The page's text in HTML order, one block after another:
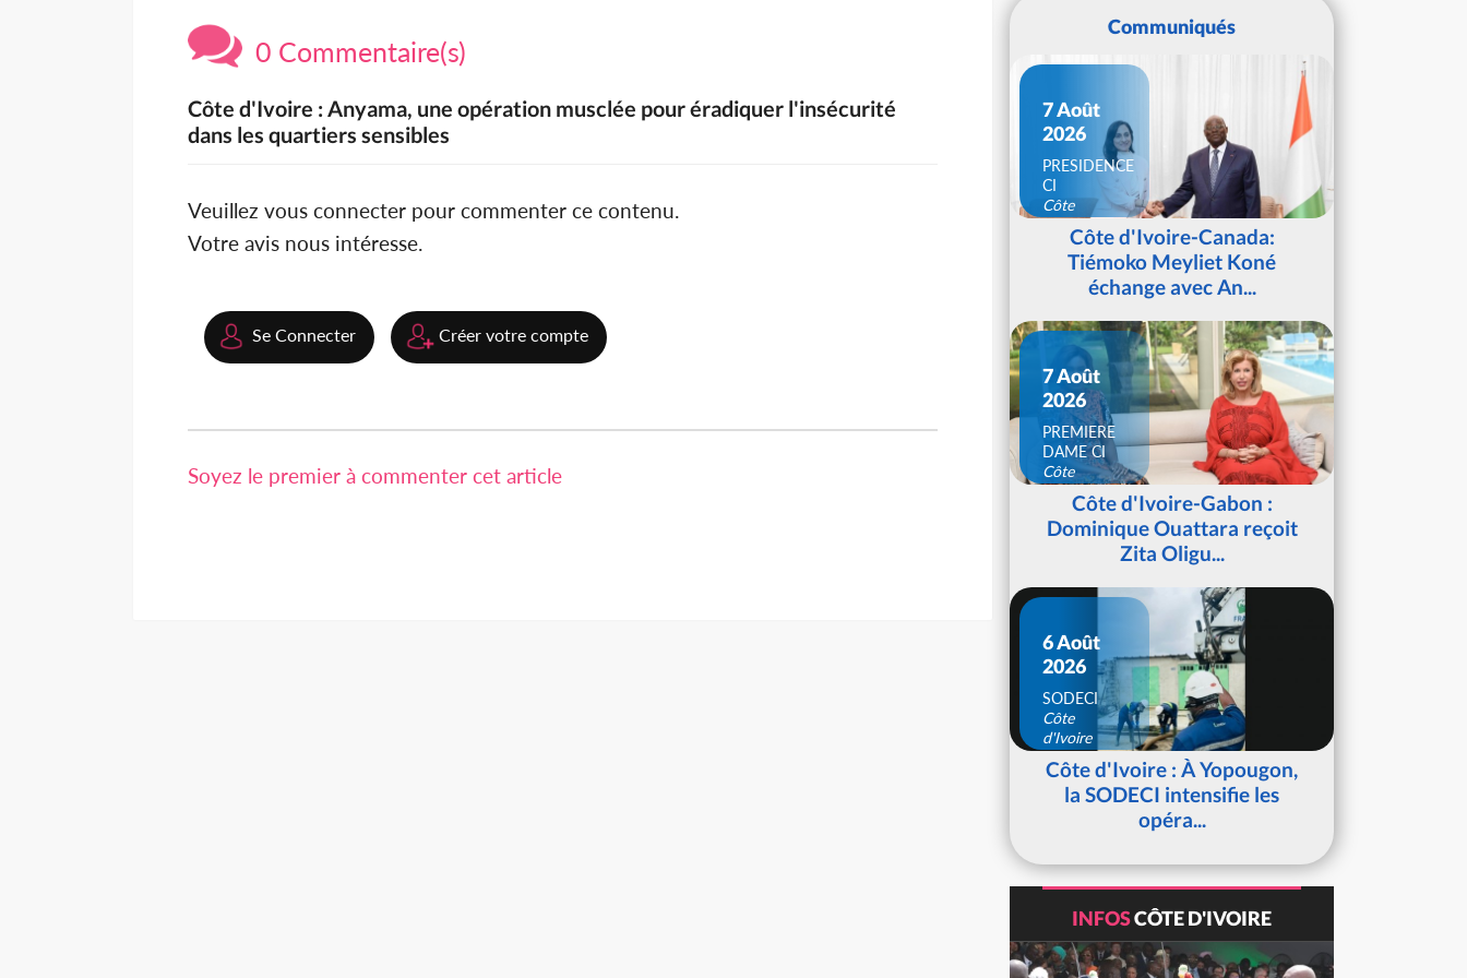
0 Commentaire(s)
Côte d'Ivoire : Anyama, une opération musclée pour éradiquer l'insécurité
dans les quartiers sensibles
Veuillez vous connecter pour commenter ce contenu.
Votre avis nous intéresse.
Se Connecter Créer votre compte
Soyez le premier à commenter cet article
Communiqués
7 Août
2026
PRESIDENCE
CI
Côte
d'IvoireCôte d'Ivoire-Canada:
Tiémoko Meyliet Koné
échange avec An...
7 Août
2026
PREMIERE
DAME CI
Côte
d'IvoireCôte d'Ivoire-Gabon :
Dominique Ouattara reçoit
Zita Oligu...
6 Août
2026
SODECI
Côte
d'Ivoire
Côte d'Ivoire : À Yopougon,
la SODECI intensifie les
opéra...
INFOSCÔTE D'IVOIRE